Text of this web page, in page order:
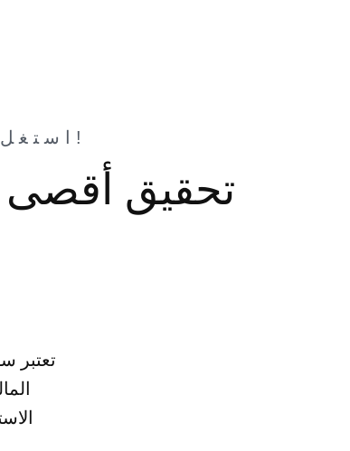
استغل إمكاناتك المالية: استثمر في سوق الأسهم اليوم!
تحقيق أقصى
تعتبر